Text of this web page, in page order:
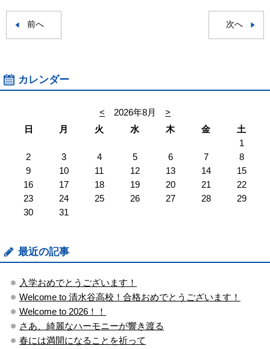
前へ 次へ
カレンダー
< 2026年8月
>
日
月 火 水 木 金
土
1
2
3 4 5 6 7
8
9
10 11 12 13 14
15
16
17 18 19 20 21
22
23
24 25 26 27 28
29
30
31
最近の記事
入学おめでとうございます！
Welcome to 清水谷高校！合格おめでとうございます！
Welcome to 2026！！
さあ、綺麗なハーモニーが響き渡る
春には満開になることを祈って